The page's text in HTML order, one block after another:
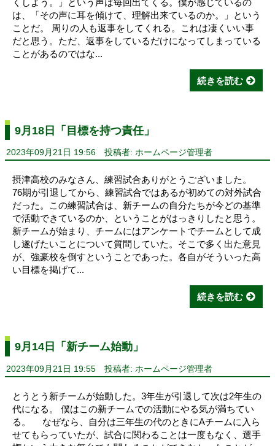
くしよう。」という声は毎回出てくる。僕が感じているの
は、「その声に耳を傾けて、理解出来ているのか。」という
ことだ。 周りの人も返事をしてくれる。これは凄くいい事
だと思う。ただ、返事をしているだけになってしまっている
ことがあるのではな...
続きを読む
9月18日「目標を持つ責任」
2023年09月21日 19:56 投稿者: ホームページ管理者
摂津高校のみなさん、練習試合ありがとうございました。
76期が引退してから、練習試合ではあるが初めての対外試合
だった。この練習試合は、新チームの自分たちが今どの基準
で活動できているのか、ということがはっきりしたと思う。
新チームが始まり、チームにはアンケートでチームとして成
し遂げたいことについて質問していた。そこで多く出た意見
が、強豪校を倒すということであった。各自がそういった高
い目標を掲げて...
続きを読む
9月14日「新チーム始動」
2023年09月21日 19:55 投稿者: ホームページ管理者
とうとう新チームが始動した。3年生が引退して次は2年生の
代になる。 僕はこの新チームでの活動にやる気が満ちてい
る。 なぜなら、自分は三年生の代のときにAチームに入ら
せてもらっていたが、試合に関わることは一度もなく、選手